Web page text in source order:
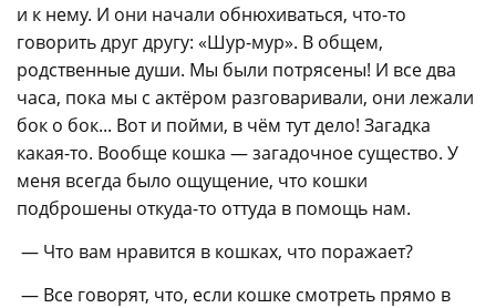
и к нему. И они начали обнюхиваться, что-то
говорить друг другу: «Шур-мур». В общем,
родственные души. Мы были потрясены! И все два
часа, пока мы с актёром разговаривали, они лежали
бок о бок... Вот и пойми, в чём тут дело! Загадка
какая-то. Вообще кошка — загадочное существо. У
меня всегда было ощущение, что кошки
подброшены откуда-то оттуда в помощь нам.
— Что вам нравится в кошках, что поражает?
— Все говорят, что, если кошке смотреть прямо в